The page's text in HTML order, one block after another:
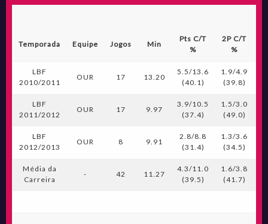
Temporada Equipe Jogos Min
Pts C/T
%
2P C/T
%
LBF
2010/2011
OUR 17 13.20
5.5/13.6
(40.1)
1.9/4.9
(39.8)
LBF
2011/2012
OUR 17 9.97
3.9/10.5
(37.4)
1.5/3.0
(49.0)
LBF
2012/2013
OUR 8 9.91
2.8/8.8
(31.4)
1.3/3.6
(34.5)
Média da
Carreira
- 42 11.27
4.3/11.0
(39.5)
1.6/3.8
(41.7)